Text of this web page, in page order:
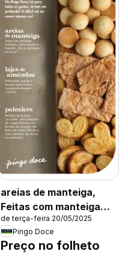
areias de manteiga,
Feitas com manteiga
autêntica, como manda
a tradição. Até se
desfazem na boca!
de terça-feira 20/05/2025
Pingo Doce
Preço no folheto